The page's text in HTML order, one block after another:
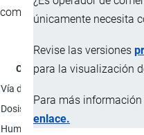
únicamente necesita
Revise las versiones
para la visualización
Para más
enlace.
completo para las mascotas
Característica
Vía de administración
Dosis
De uso
Humedad